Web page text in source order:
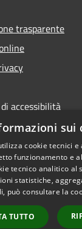
trasparente
accessibilità
sui
cookie tecnici
funzionamento e
tecnico analitico al
statistiche,
può consultare la
TUTTO